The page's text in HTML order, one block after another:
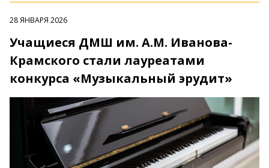
28 ЯНВАРЯ 2026
Учащиеся ДМШ им. А.М. Иванова-
Крамского стали лауреатами
конкурса «Музыкальный эрудит»